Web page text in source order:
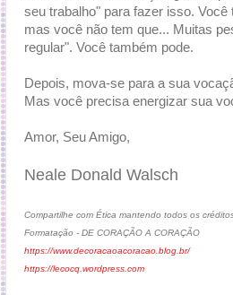
seu trabalho" para fazer isso.
mas você não tem que... Muitas
regular". Você também pode.
Depois, mova-se para a sua
Mas você precisa energizar sua
Amor, Seu Amigo,
Neale Donald Walsch
Compartilhe com Ética mantendo todos os
Formatação - DE CORAÇÃO A CORAÇÃO
https://www.decoracaoacoracao.blog.br/
https://lecocq.wordpress.com